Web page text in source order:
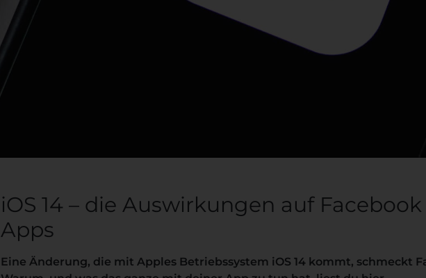
iOS 14 – die Auswirkungen auf
Apps
Eine Änderung, die mit Apples Betriebssystem iOS 14 kommt, schmeckt